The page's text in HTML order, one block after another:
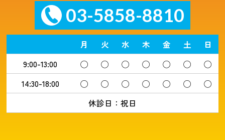
03-5858-8810
月 火 水 木 金 土
日
9:00-13:00
◯ ◯ ◯ ◯ ◯ ◯
◯
14:30-18:00
◯ ◯ ◯ ◯ ◯ ◯
◯
休診日：祝日